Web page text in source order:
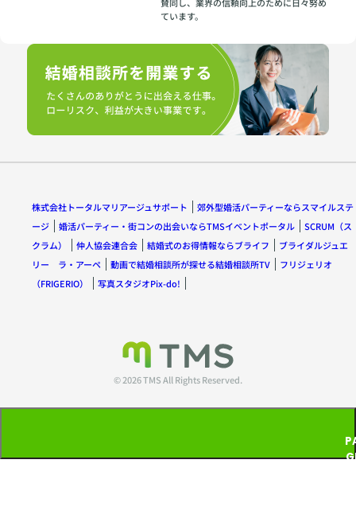
賛同し、業界の信頼向上のために日々努め
ています。
株式会社トータルマリアージュサポート
郊外型婚活パーティーならスマイルステ
ージ
婚活パーティー・街コンの出会いならTMSイベントポータル
SCRUM（ス
クラム）
仲人協会連合会 結婚式のお得情報ならブライフ
ブライダルジュエ
リー ラ・アーペ
動画で結婚相談所が探せる結婚相談所TV
フリジェリオ
（FRIGERIO）
写真スタジオPix-do!
© 2026 TMS All Rights Reserved.